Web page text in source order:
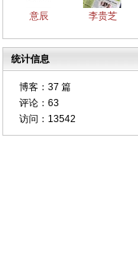
意辰 李贵芝
统计信息
博客： 37 篇
评论： 63
访问： 13542